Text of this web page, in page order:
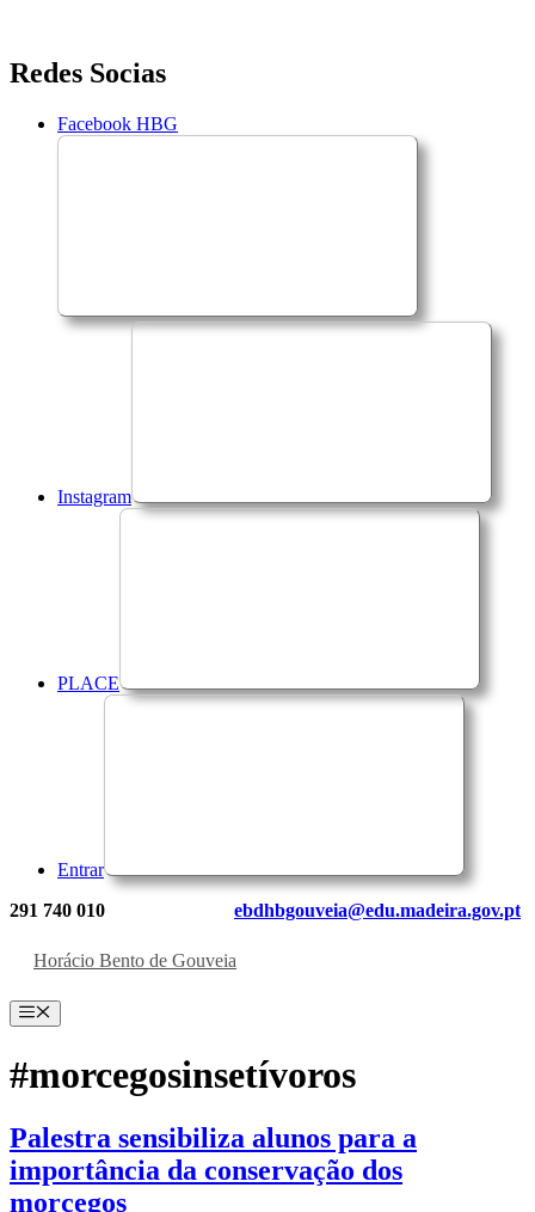
Saltar
para
conteúdo
Redes Socias
Facebook HBG
Instagram
PLACE
Entrar
291 740 010 ebdhbgouveia@edu.madeira.gov.pt
Horácio Bento de Gouveia
Menu
#morcegosinsetívoros
Palestra sensibiliza alunos para a
importância da conservação dos
morcegos